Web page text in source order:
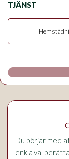
TJÄNST
Du börjar med
enkla val